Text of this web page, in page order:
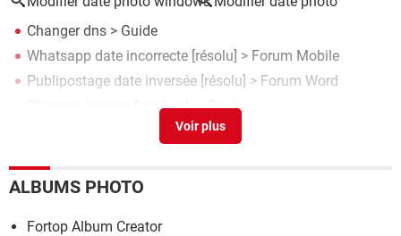
Changer dns > Guide
Whatsapp date incorrecte [résolu] > Forum Mobile
Publipostage date inversée [résolu] > Forum Word
Changer écriture facebook> Guide
Changer wifi chromecast> Guide
ALBUMS PHOTO
Fortop Album Creator